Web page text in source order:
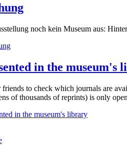
noch kein Museum aus:
in the museum's
to check which journals are
of thousands of reprints) is only
in the museum's library